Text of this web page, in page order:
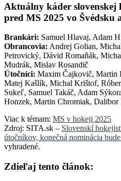
Aktuálny káder slovenskej
pred MS 2025 vo Švédsku
Brankári: Samuel Hlavaj, Adam
Obrancovia: Andrej Golian,
Petrovický, Dávid Romaňák,
Mudrák, Mislav Rosandič
Útočníci: Maxim Čajkovič, Martin
Matej Kašlík, Michal Krištof,
Sukeľ, Samuel Takáč, Adam
Honzek, Martin Chromiak, Dalibor
Viac k témam: MS v hokeji 2025
Zdroj: SITA.sk – Slovenskí
útočníkov, konečná nominácia
vyhradené.
Zdieľaj tento článok: